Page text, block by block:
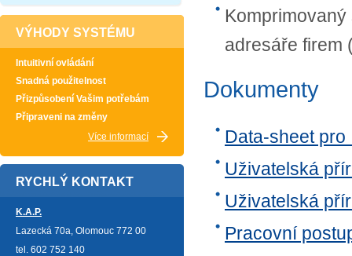
VÝHODY SYSTÉMU
Intuitivní ovládání
Snadná použitelnost
Přizpůsobení Vašim potřebám
Připraveni na změny
Více informací
RYCHLÝ KONTAKT
K.A.P.
Lazecká 70a, Olomouc 772 00
tel. 602 752 140
adresáře firem
Dokumenty
Data-sheet pro
Uživatelská
Uživatelská
Pracovní